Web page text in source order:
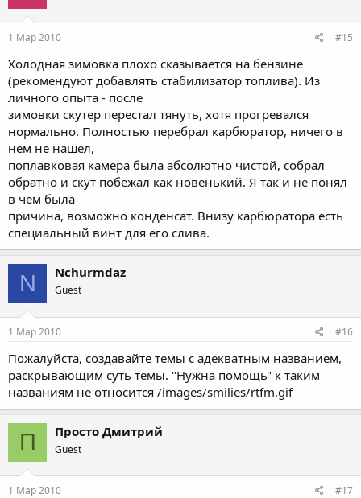
1 Мар 2010 #15
Холодная зимовка плохо сказывается на бензине
(рекомендуют добавлять стабилизатор топлива). Из
личного опыта - после
зимовки скутер перестал тянуть, хотя прогревался
нормально. Полностью перебрал карбюратор, ничего в
нем не нашел,
поплавковая камера была абсолютно чистой, собрал
обратно и скут побежал как новенький. Я так и не понял
в чем была
причина, возможно конденсат. Внизу карбюратора есть
специальный винт для его слива.
N Nchurmdaz
Guest
1 Мар 2010 #16
Пожалуйста, создавайте темы с адекватным названием,
раскрывающим суть темы. "Нужна помощь" к таким
названиям не относится /images/smilies/rtfm.gif
П Просто Дмитрий
Guest
1 Мар 2010 #17